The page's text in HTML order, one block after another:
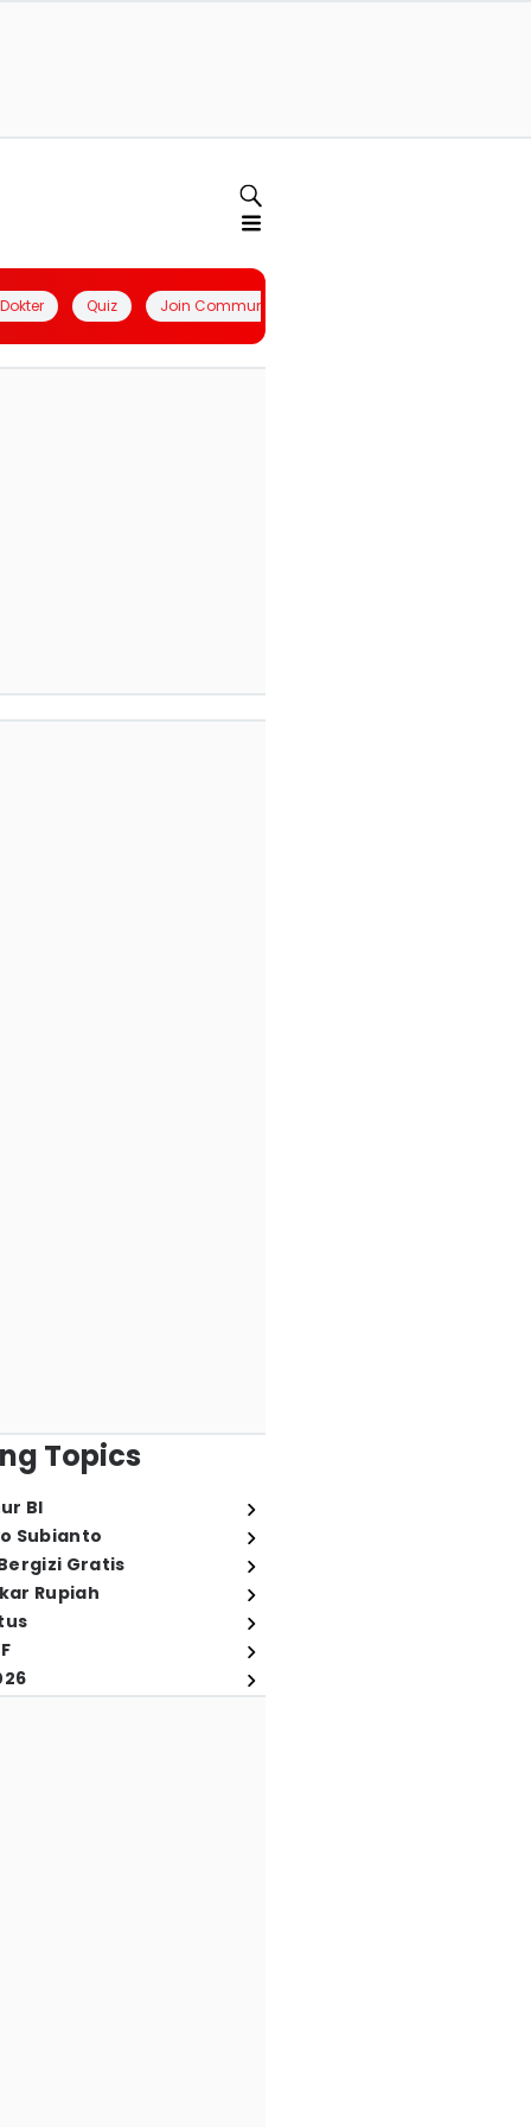
Quiz Join Community
Topics
BI
Subianto
Gratis
Rupiah